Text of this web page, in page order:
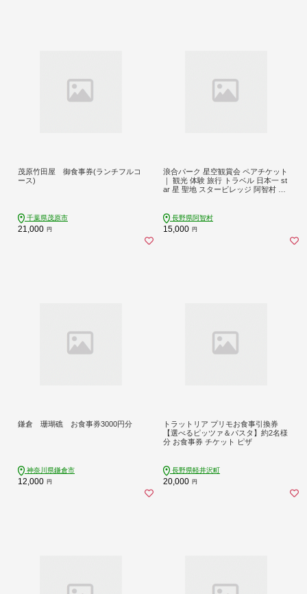
茂原竹田屋 御食事券(ランチフルコ
ース)
千葉県茂原市
21,000 円
浪合パーク 星空観賞会 ペアチケット
｜ 観光 体験 旅行 トラベル 日本一 st
ar 星 聖地 スタービレッジ 阿智村 長
長野県阿智村
15,000 円
鎌倉 珊瑚礁 お食事券3000円分
神奈川県鎌倉市
12,000 円
トラットリア プリモお食事引換券
【選べるピッツァ＆パスタ】約2名様
分 お食事券 チケット ピザ
長野県軽井沢町
20,000 円